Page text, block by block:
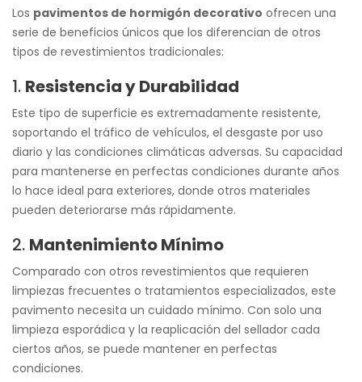
Los pavimentos de hormigón decorativo ofrecen una
serie de beneficios únicos que los diferencian de otros
tipos de revestimientos tradicionales:
1. Resistencia y Durabilidad
Este tipo de superficie es extremadamente resistente,
soportando el tráfico de vehículos, el desgaste por uso
diario y las condiciones climáticas adversas. Su capacidad
para mantenerse en perfectas condiciones durante años
lo hace ideal para exteriores, donde otros materiales
pueden deteriorarse más rápidamente.
2. Mantenimiento Mínimo
Comparado con otros revestimientos que requieren
limpiezas frecuentes o tratamientos especializados, este
pavimento necesita un cuidado mínimo. Con solo una
limpieza esporádica y la reaplicación del sellador cada
ciertos años, se puede mantener en perfectas
condiciones.